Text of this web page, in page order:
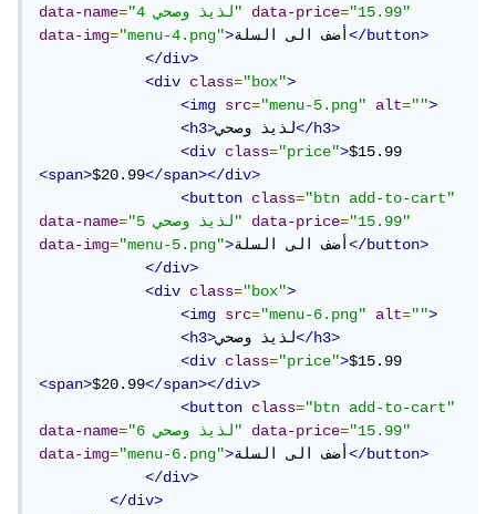
data-name= "لذيذ وصحي 4" data-price="15.99"
data-img="menu-4.png">أضف الى السلة</button>
</div>
<div
class="box">
<img
src="menu-5.png" alt="">
<h3>لذيذ وصحي</h3>
<div
class="price">
<span>$20.99</span></div>
<button
class="btn add-to-cart"
data-name= "لذيذ وصحي 5" data-price="15.99"
data-img="menu-5.png">أضف الى السلة</button>
</div>
<div
class="box">
<img
src="menu-6.png" alt="">
<h3>لذيذ وصحي</h3>
<div
class="price">
<span>$20.99</span></div>
<button
class="btn add-to-cart"
data-name= "لذيذ وصحي 6" data-price="15.99"
data-img="menu-6.png">أضف الى السلة</button>
</div>
</div>